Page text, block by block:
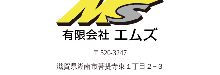
〒520-3247
滋賀県湖南市菩提寺東１丁目２−３